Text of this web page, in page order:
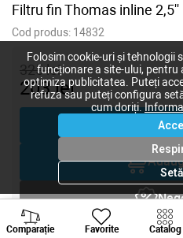
Filtru fin Thomas inline 2,5''
Cod produs: 14832
325lei
203lei
Comparație Favorite Catalog
Folosim cookie-uri și tehnologii
funcționare a site-ului,
optimiza publicitatea. Puteți
refuza sau puteți configura
cum doriți.